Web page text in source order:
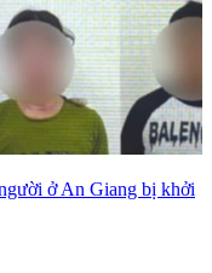
ở An Giang bị khởi